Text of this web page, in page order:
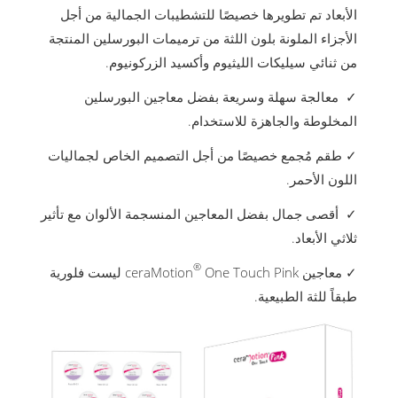
الأبعاد تم تطويرها خصيصًا للتشطيبات الجمالية من أجل
الأجزاء الملونة بلون اللثة من ترميمات البورسلين المنتجة
من ثنائي سيليكات الليثيوم وأكسيد الزركونيوم.
✓ معالجة سهلة وسريعة بفضل معاجين البورسلين
المخلوطة والجاهزة للاستخدام.
✓ طقم مُجمع خصيصًا من أجل التصميم الخاص لجماليات
اللون الأحمر.
✓ أقصى جمال بفضل المعاجين المنسجمة الألوان مع تأثير
ثلاثي الأبعاد.
✓ معاجين ceraMotion
®
One Touch Pink ليست فلورية
طبقاً للثة الطبيعية.